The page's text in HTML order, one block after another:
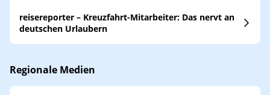
reisereporter – Kreuzfahrt-Mitarbeiter: Das nervt an
deutschen Urlaubern
Regionale Medien